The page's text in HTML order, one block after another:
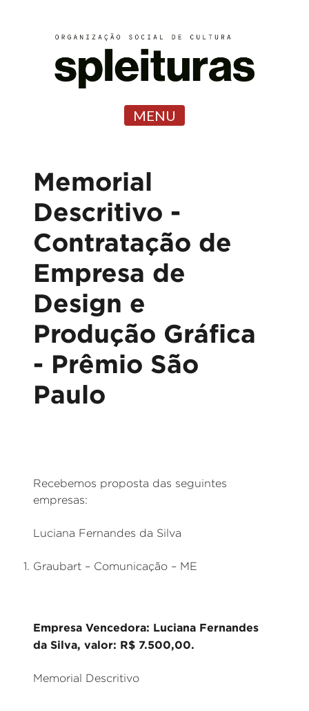
MENU
Memorial
Descritivo -
Contratação de
Empresa de
Design e
Produção Gráfica
- Prêmio São
Paulo
Recebemos proposta das seguintes
empresas:
Luciana Fernandes da Silva
Graubart – Comunicação – ME
Empresa Vencedora: Luciana Fernandes
da Silva, valor: R$ 7.500,00.
Memorial Descritivo